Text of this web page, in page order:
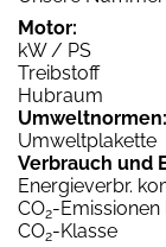
Motor:
kW / PS
Treibstoff
Hubraum
Umweltnormen:
Umweltplakette
Verbrauch und
Energieverbr.
CO2-Emissionen
CO2-Klasse